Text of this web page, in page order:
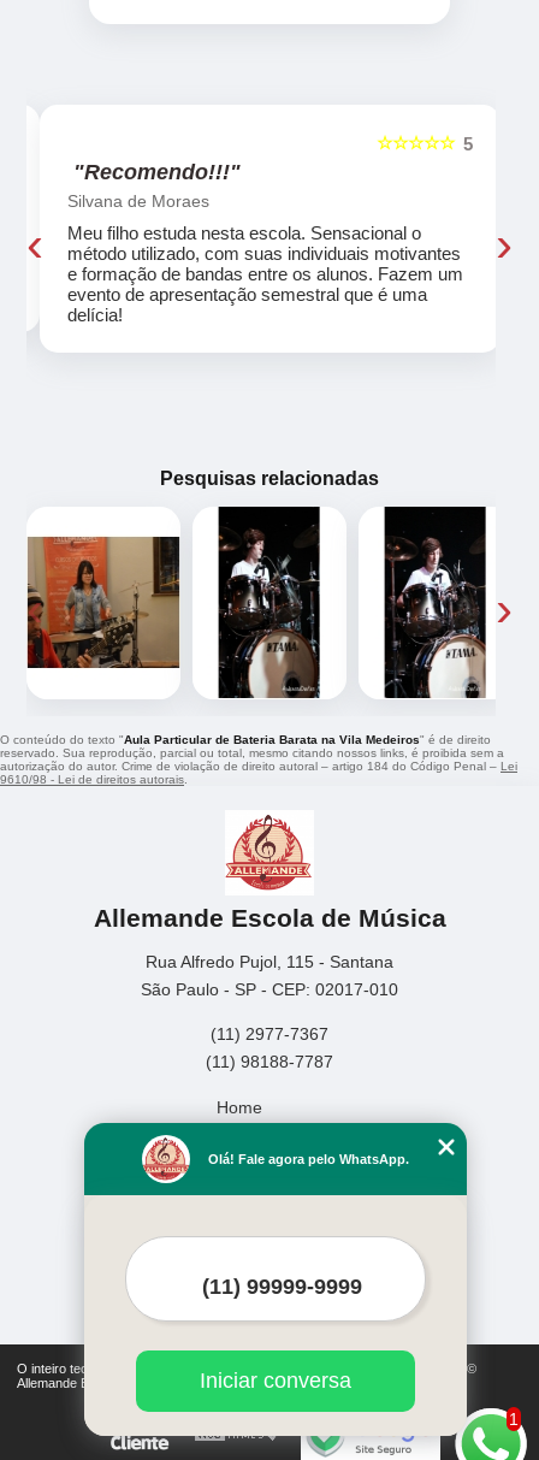
5
☆☆☆☆☆
"Recomendo!!!"
Silvana de Moraes
Meu filho estuda nesta escola. Sensacional o
método utilizado, com suas individuais motivantes
e formação de bandas entre os alunos. Fazem um
evento de apresentação semestral que é uma
delícia!
‹ ›
Pesquisas relacionadas
‹ ›
O conteúdo do texto "Aula Particular de Bateria Barata na Vila Medeiros" é de direito
reservado. Sua reprodução, parcial ou total, mesmo citando nossos links, é proibida sem a
autorização do autor. Crime de violação de direito autoral – artigo 184 do Código Penal – Lei
9610/98 - Lei de direitos autorais
Allemande Escola de Música
Rua Alfredo Pujol, 115 - Santana
São Paulo - SP - CEP: 02017-010
(11) 2977-7367
(11) 98188-7787
Home
Missão
Serviços
Mais Serviços
O inteiro teor deste site está sujeito à proteção de direitos autorais. Copyright©
Allemande Escola de Música (Lei 9610 de 19/02/1998)
1
Olá! Fale agora pelo WhatsApp.
Iniciar conversa